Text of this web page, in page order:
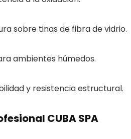
sobre tinas de fibra de vidrio.
ambientes húmedos.
y resistencia estructural.
CUBA SPA